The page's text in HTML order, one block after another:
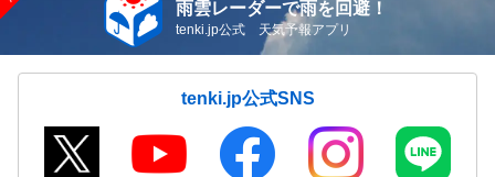
雨雲レーダーで雨を回避！
tenki.jp公式 天気予報アプリ
tenki.jp公式SNS